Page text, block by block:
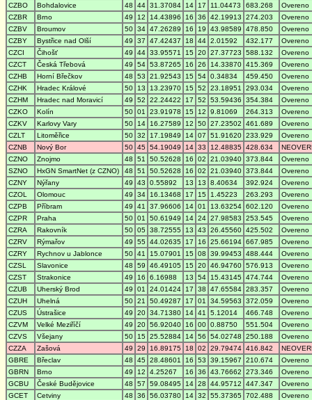
CZBO
Bohdalovice 48 44 31.37084 14 17 11.04473 683.268
Overeno
CZBR
Brno 49 12 14.43896 16 36 42.19913 274.203
Overeno
CZBV
Broumov 50 34 47.26289 16 19 43.98589 478.850
Overeno
CZBY
Bystřice nad Olší 49 37 47.42437 18 44 2.01592 432.177
Overeno
CZCI
Čihošť 49 44 33.95571 15 20 27.37723 588.132
Overeno
CZCT
Česká Třebová 49 54 53.87265 16 26 14.33870 415.369
Overeno
CZHB
Horní Břečkov 48 53 21.92543 15 54 0.34834 459.450
Overeno
CZHK
Hradec Králové 50 13 13.23970 15 52 23.18951 293.034
Overeno
CZHM
Hradec nad Moravicí 49 52 22.24422 17 52 53.59436 354.384
Overeno
CZKO
Kolín 50 01 23.91978 15 12 9.81069 264.313
Overeno
CZKV
Karlovy Vary 50 14 16.27589 12 50 27.23502 461.689
Overeno
CZLT
Litoměřice 50 32 17.19849 14 07 51.91620 233.929
Overeno
CZNB
Nový Bor 50 45 54.19049 14 33 12.48835 428.634
CZNO
Znojmo 48 51 50.52628 16 02 21.03940 373.844
Overeno
SZNO
HxGN SmartNet (z CZNO) 48 51 50.52628 16 02 21.03940 373.844
Overeno
CZNY
Nýřany 49 43 0.55892 13 13 8.40634 392.924
Overeno
CZOL
Olomouc 49 34 16.13468 17 15 1.45223 263.293
Overeno
CZPB
Příbram 49 41 37.96606 14 01 13.63254 602.120
Overeno
CZPR
Praha 50 01 50.61949 14 24 27.98583 253.545
Overeno
CZRA
Rakovník 50 05 38.72555 13 43 26.45560 425.502
Overeno
CZRV
Rýmařov 49 55 44.02635 17 16 25.66194 667.985
Overeno
CZRY
Rychnov u Jablonce 50 41 15.07901 15 08 39.99453 488.444
Overeno
CZSL
Slavonice 48 59 46.49105 15 20 46.94760 576.913
Overeno
CZST
Strakonice 49 16 6.16988 13 54 15.43145 474.744
Overeno
CZUB
Uherský Brod 49 01 24.01424 17 38 47.65584 283.357
Overeno
CZUH
Uhelná 50 21 50.49287 17 01 34.59563 372.059
Overeno
CZUS
Ústrašice 49 20 34.71380 14 41 5.12014 466.748
Overeno
CZVM
Velké Meziříčí 49 20 56.92040 16 00 0.88750 551.504
Overeno
CZVS
Všejany 50 15 25.52884 14 56 54.02748 250.188
Overeno
CZZA
Zašová 49 29 16.89175 18 02 29.79474 416.842
GBRE
Břeclav 48 45 28.48601 16 53 39.15967 210.674
Overeno
GBRN
Brno 49 12 4.25267 16 36 43.76662 273.346
Overeno
GCBU
České Budějovice 48 57 59.08495 14 28 44.95712 447.347
Overeno
GCET
Cetviny 48 36 56.03780 14 32 55.37365 702.488
Overeno